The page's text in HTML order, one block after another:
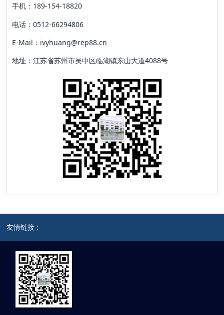
手机：189-154-18820
电话：0512-66294806
E-Mail：ivyhuang@rep88.cn
地址：江苏省苏州市吴中区临湖镇东山大道4088号
友情链接 :